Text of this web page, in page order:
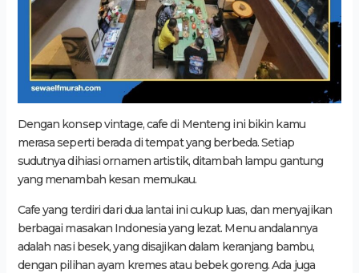
Dengan konsep vintage, cafe di Menteng ini bikin kamu
merasa seperti berada di tempat yang berbeda. Setiap
sudutnya dihiasi ornamen artistik, ditambah lampu gantung
yang menambah kesan memukau.
Cafe yang terdiri dari dua lantai ini cukup luas, dan menyajikan
berbagai masakan Indonesia yang lezat. Menu andalannya
adalah nasi besek, yang disajikan dalam keranjang bambu,
dengan pilihan ayam kremes atau bebek goreng. Ada juga